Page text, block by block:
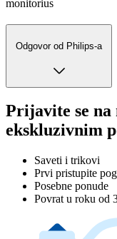
monitorius
Odgovor od Philips-a
Prijavite se
ekskluzivnim
Saveti i trikovi
Prvi pristupite
Posebne ponude
Povrat u roku od